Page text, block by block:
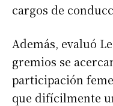
cargos de
Además, evaluó
gremios se
participación
que difícilmente